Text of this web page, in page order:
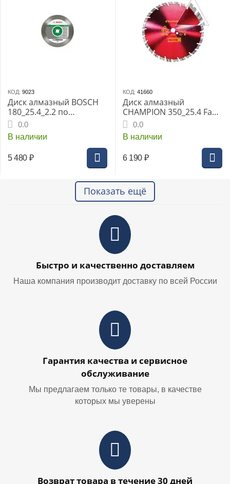
КОД: 9023
Диск алмазный BOSCH
180_25.4_2.2 по
керамике, сплошной
(2608602635) Best for
Ceramic
0.0
В наличии
5 480 ₽
КОД: 41660
Диск алмазный
CHAMPION 350_25.4 Fast
Gripper
0.0
В наличии
6 190 ₽
Показать ещё
Быстро и качественно доставляем
Наша компания производит доставку по всей России
Гарантия качества и сервисное
обслуживание
Мы предлагаем только те товары, в качестве
которых мы уверены
Возврат товара в течение 30 дней